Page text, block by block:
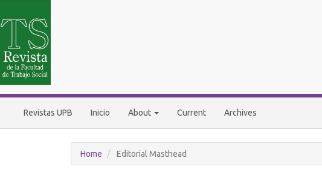
Navigation
Main
Content
Sidebar
Revistas UPB Inicio About Current Archives
Home Editorial Masthead